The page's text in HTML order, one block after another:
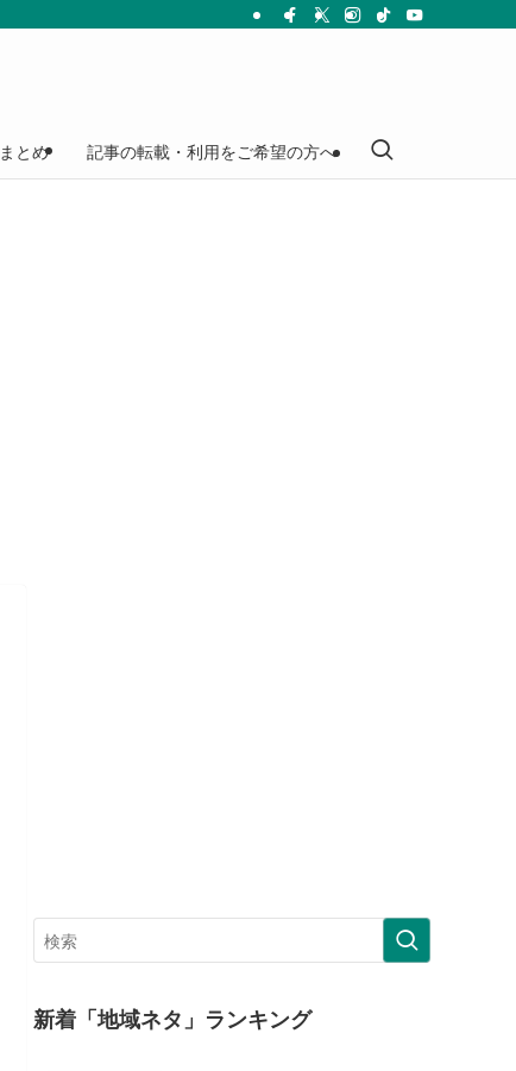
まとめ 記事の転載・利用をご希望の方へ
新着「地域ネタ」ランキング